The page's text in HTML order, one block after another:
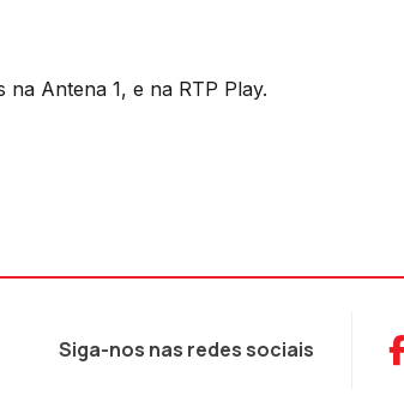
Antena 1, e na RTP Play.
Siga-nos nas redes sociais